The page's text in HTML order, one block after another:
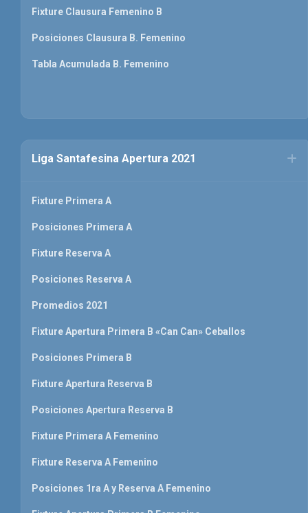
Fixture Clausura Femenino B
Posiciones Clausura B. Femenino
Tabla Acumulada B. Femenino
Liga Santafesina Apertura 2021
Fixture Primera A
Posiciones Primera A
Fixture Reserva A
Posiciones Reserva A
Promedios 2021
Fixture Apertura Primera B «Can Can» Ceballos
Posiciones Primera B
Fixture Apertura Reserva B
Posiciones Apertura Reserva B
Fixture Primera A Femenino
Fixture Reserva A Femenino
Posiciones 1ra A y Reserva A Femenino